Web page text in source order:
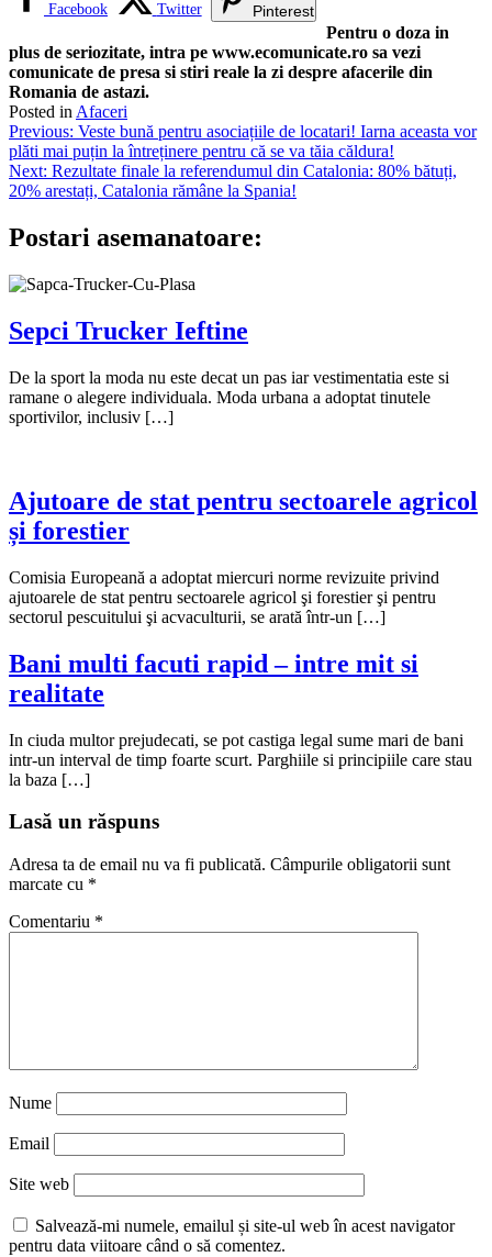
Facebook Twitter Pinterest
Pentru o doza in
plus de seriozitate, intra pe www.ecomunicate.ro sa vezi
comunicate de presa si stiri reale la zi despre afacerile din
Romania de astazi.
Posted inAfaceri
Navigare
în
articole
Previous: Veste bună pentru asociațiile de locatari! Iarna aceasta vor
plăti mai puțin la întreținere pentru că se va tăia căldura!
Next: Rezultate finale la referendumul din Catalonia: 80% bătuți,
20% arestați, Catalonia rămâne la Spania!
Postari asemanatoare:
Sepci Trucker Ieftine
De la sport la moda nu este decat un pas iar vestimentatia este si
ramane o alegere individuala. Moda urbana a adoptat tinutele
sportivilor, inclusiv […]
Ajutoare de stat pentru sectoarele agricol
și forestier
Comisia Europeană a adoptat miercuri norme revizuite privind
ajutoarele de stat pentru sectoarele agricol şi forestier şi pentru
sectorul pescuitului şi acvaculturii, se arată într-un […]
Bani multi facuti rapid – intre mit si
realitate
In ciuda multor prejudecati, se pot castiga legal sume mari de bani
intr-un interval de timp foarte scurt. Parghiile si principiile care stau
la baza […]
Lasă un răspuns
Adresa ta de email nu va fi publicată. Câmpurile obligatorii sunt
marcate cu *
Comentariu *
Nume
Email
Site web
Salvează-mi numele, emailul și site-ul web în acest navigator
pentru data viitoare când o să comentez.